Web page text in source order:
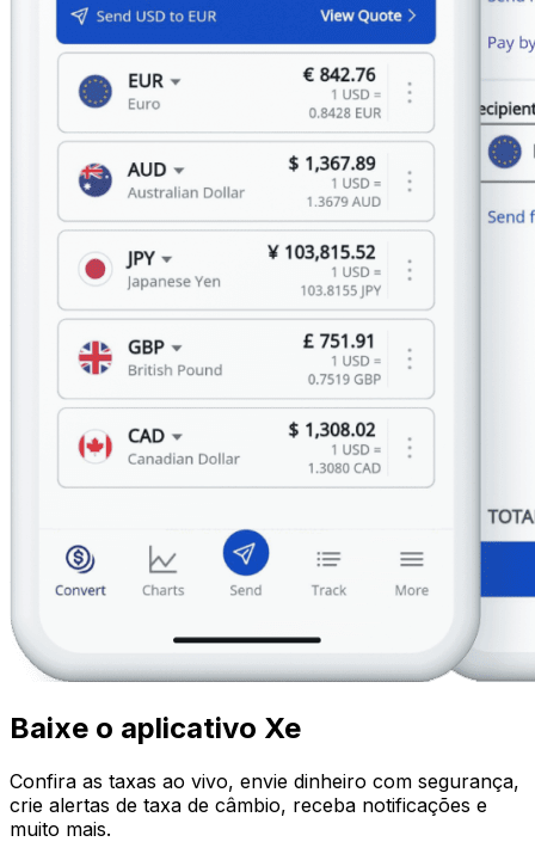
Baixe o aplicativo Xe
Confira as taxas ao vivo, envie dinheiro com segurança,
crie alertas de taxa de câmbio, receba notificações e
muito mais.